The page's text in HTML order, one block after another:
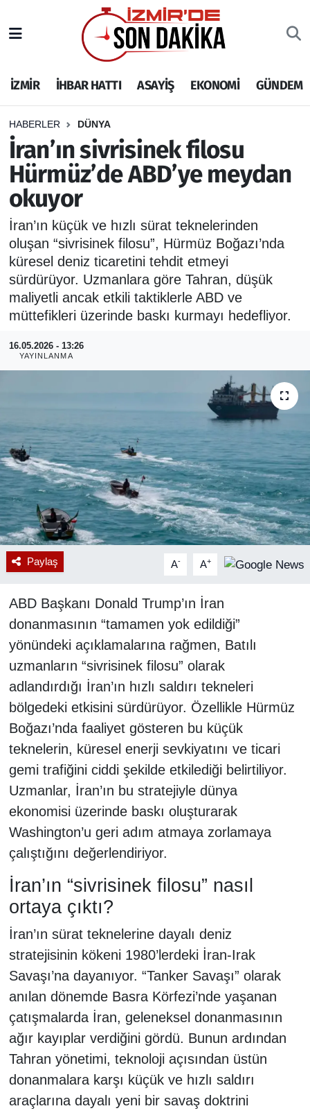
İZMİR İHBAR HATTI ASAYİŞ EKONOMİ GÜNDEM
HABERLER DÜNYA
İran’ın sivrisinek filosu
Hürmüz’de ABD’ye meydan
okuyor
İran’ın küçük ve hızlı sürat teknelerinden
oluşan “sivrisinek filosu”, Hürmüz Boğazı’nda
küresel deniz ticaretini tehdit etmeyi
sürdürüyor. Uzmanlara göre Tahran, düşük
maliyetli ancak etkili taktiklerle ABD ve
müttefikleri üzerinde baskı kurmayı hedefliyor.
16.05.2026 - 13:26
YAYINLANMA
Paylaş A- A+
ABD Başkanı Donald Trump’ın İran
donanmasının “tamamen yok edildiği”
yönündeki açıklamalarına rağmen, Batılı
uzmanların “sivrisinek filosu” olarak
adlandırdığı İran’ın hızlı saldırı tekneleri
bölgedeki etkisini sürdürüyor. Özellikle Hürmüz
Boğazı’nda faaliyet gösteren bu küçük
teknelerin, küresel enerji sevkiyatını ve ticari
gemi trafiğini ciddi şekilde etkilediği belirtiliyor.
Uzmanlar, İran’ın bu stratejiyle dünya
ekonomisi üzerinde baskı oluşturarak
Washington’u geri adım atmaya zorlamaya
çalıştığını değerlendiriyor.
İran’ın “sivrisinek filosu” nasıl
ortaya çıktı?
İran’ın sürat teknelerine dayalı deniz
stratejisinin kökeni 1980’lerdeki İran-Irak
Savaşı’na dayanıyor. “Tanker Savaşı” olarak
anılan dönemde Basra Körfezi’nde yaşanan
çatışmalarda İran, geleneksel donanmasının
ağır kayıplar verdiğini gördü. Bunun ardından
Tahran yönetimi, teknoloji açısından üstün
donanmalara karşı küçük ve hızlı saldırı
araçlarına dayalı yeni bir savaş doktrini
İHBAR HATTI
DEPREM
GENEL
EKONOMİ
SİYASET
SPOR
ASAYİŞ
İzmir Nöbetçi Eczaneler
İzmir Hava Durumu
İzmir Namaz Vakitleri
İzmir Trafik Yoğunluk Haritası
Puan Durumu ve Fikstür
Tüm Manşetler
Son Dakika Haberleri
Haber Arşivi